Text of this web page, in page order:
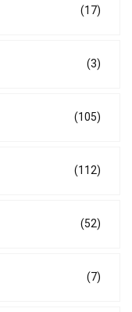
(17)
(3)
(105)
(112)
(52)
(7)